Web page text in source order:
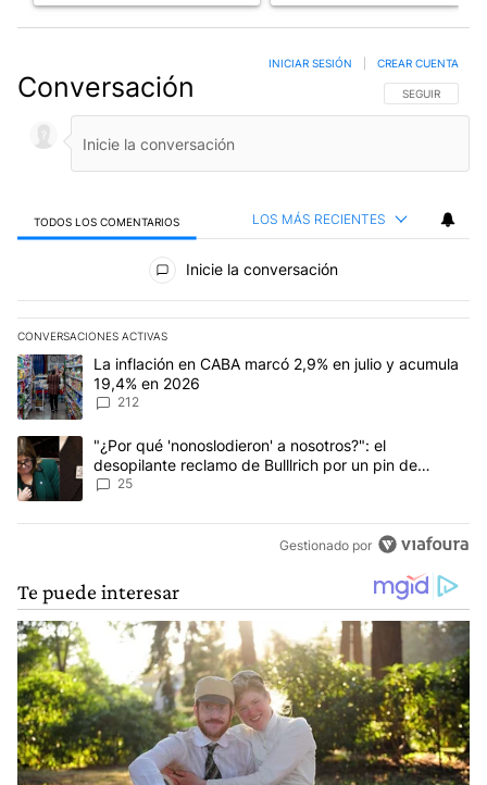
Conversación SIGA ESTA
SEGUIR
INICIAR SESIÓN CREAR CUENTA
TODOS LOS COMENTARIOS LOS MÁS RECIENTES
Todos los comentarios
Inicie la conversación
CONVERSACIONES ACTIVAS
Este listado muestra los artículos con más comentarios en los
Un artículo de tendencia con el título "La inflación en CABA
La inflación en CABA marcó 2,9% en julio y acumula
19,4% en 2026
212
Un artículo de tendencia con el título ""¿Por qué 'nonoslodieron'
"¿Por qué 'nonoslodieron' a nosotros?": el
desopilante reclamo de Bulllrich por un pin de
Malvinas
25
Gestionado por